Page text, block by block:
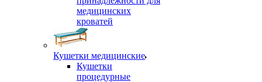
медицинских
кроватей
Кушетки медицинские
Кушетки
процедурные